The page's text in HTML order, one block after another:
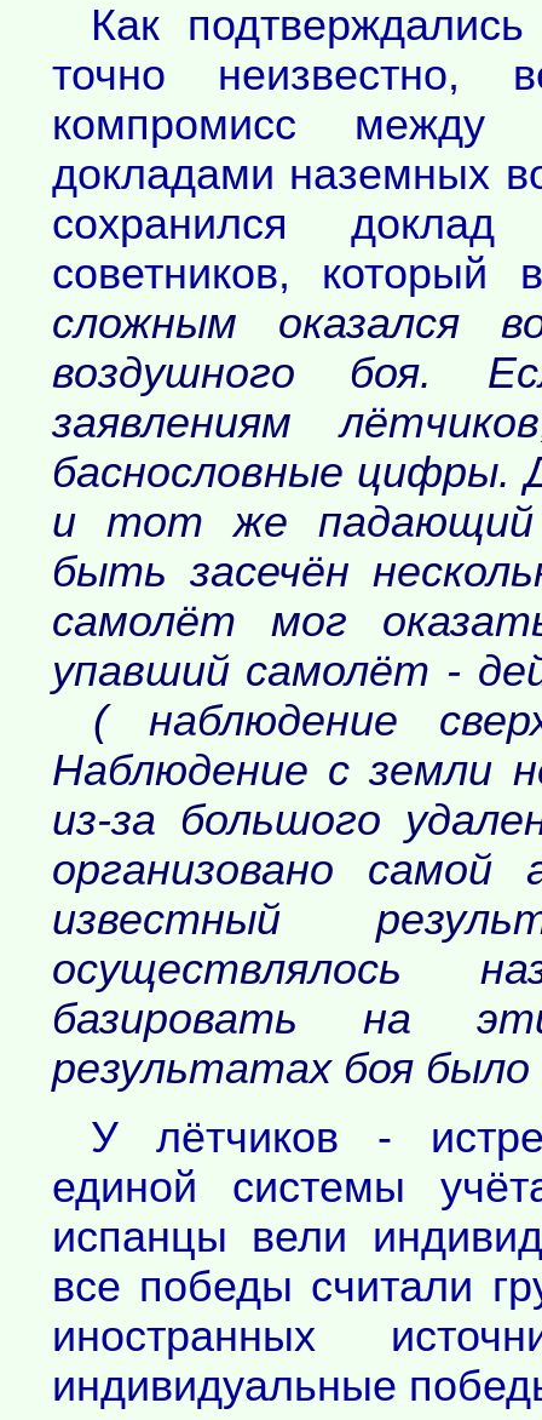
Как
точно неизвестно,
компромисс между
докладами наземных
сохранился
советников, который
сложным оказался
воздушного боя.
заявлениям
баснословные цифры.
и тот же падающий
быть засечён
самолёт мог
упавший самолёт -
( наблюдение
Наблюдение с земли
из-за большого
организовано
известный
осуществлялось
базировать на
результатах боя было
У лётчиков -
единой системы
испанцы вели
все победы считали
иностранных
индивидуальные